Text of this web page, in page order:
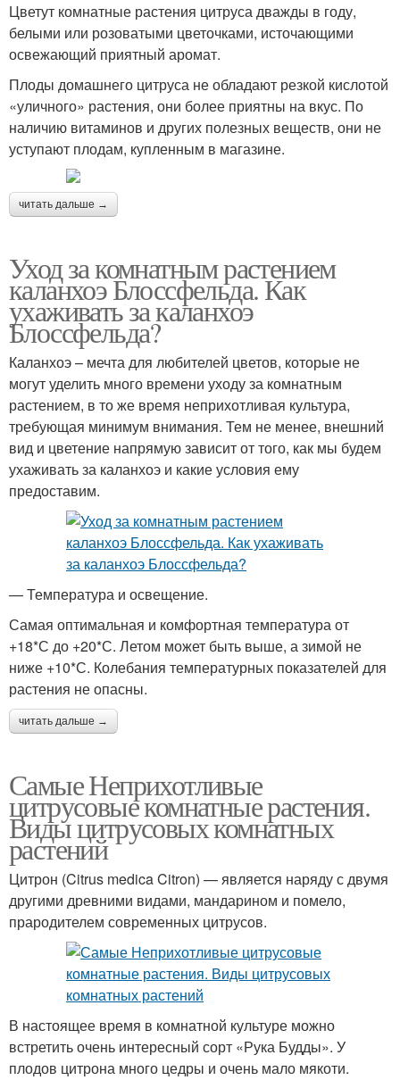
Цветут комнатные растения цитруса дважды в году,
белыми или розоватыми цветочками, источающими
освежающий приятный аромат.
Плоды домашнего цитруса не обладают резкой кислотой
«уличного» растения, они более приятны на вкус. По
наличию витаминов и других полезных веществ, они не
уступают плодам, купленным в магазине.
читать дальше →
Уход за комнатным растением
каланхоэ Блоссфельда. Как
ухаживать за каланхоэ
Блоссфельда?
Каланхоэ – мечта для любителей цветов, которые не
могут уделить много времени уходу за комнатным
растением, в то же время неприхотливая культура,
требующая минимум внимания. Тем не менее, внешний
вид и цветение напрямую зависит от того, как мы будем
ухаживать за каланхоэ и какие условия ему
предоставим.
— Температура и освещение.
Самая оптимальная и комфортная температура от
+18*С до +20*С. Летом может быть выше, а зимой не
ниже +10*С. Колебания температурных показателей для
растения не опасны.
читать дальше →
Самые Неприхотливые
цитрусовые комнатные растения.
Виды цитрусовых комнатных
растений
Цитрон (Citrus medica Citron) — является наряду с двумя
другими древними видами, мандарином и помело,
прародителем современных цитрусов.
В настоящее время в комнатной культуре можно
встретить очень интересный сорт «Рука Будды». У
плодов цитрона много цедры и очень мало мякоти.